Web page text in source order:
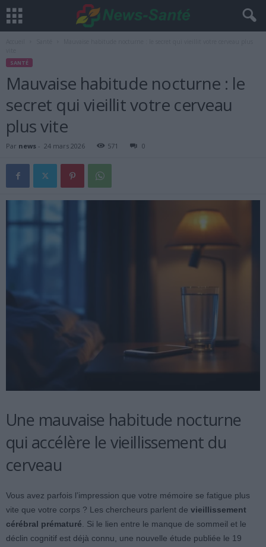
SANTÉ
Mauvaise habitude nocturne : le
secret qui vieillit votre cerveau
plus vite
Par news - 24 mars 2026 571 0
Une mauvaise habitude nocturne
qui accélère le vieillissement du
cerveau
Vous avez parfois l’impression que votre mémoire se fatigue plus
vite que votre corps ? Les chercheurs parlent de vieillissement
cérébral prématuré . Si le lien entre le manque de sommeil et le
déclin cognitif est déjà connu, une nouvelle étude publiée le 19